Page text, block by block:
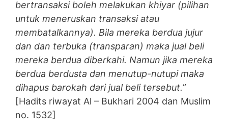
bertransaksi boleh melakukan khiyar (pilihan
untuk meneruskan transaksi atau
membatalkannya). Bila mereka berdua jujur
dan dan terbuka (transparan) maka jual beli
mereka berdua diberkahi. Namun jika mereka
berdua berdusta dan menutup-nutupi maka
dihapus barokah dari jual beli tersebut.”
[Hadits riwayat Al – Bukhari 2004 dan Muslim
no. 1532]